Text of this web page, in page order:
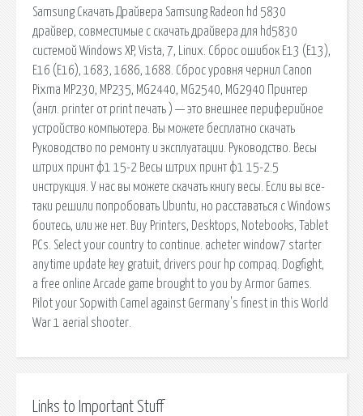
Samsung Скачать Драйвера Samsung Radeon hd 5830
драйвер, совместимые с скачать драйвера для hd5830
системой Windows XP, Vista, 7, Linux. Сброс ошибок E13 (Е13),
E16 (Е16), 1683, 1686, 1688. Сброс уровня чернил Canon
Pixma MP230, MP235, MG2440, MG2540, MG2940 Принтер
(англ. printer от print печать ) — это внешнее периферийное
устройство компьютера. Вы можете бесплатно скачать
Руководство по ремонту и эксплуатации. Руководство. Весы
штрих принт ф1 15-2 Весы штрих принт ф1 15-2.5
инструкция. У нас вы можете скачать книгу весы. Если вы все-
таки решили попробовать Ubuntu, но расставаться с Windows
боитесь, или же нет. Buy Printers, Desktops, Notebooks, Tablet
PCs. Select your country to continue. acheter window7 starter
anytime update key gratuit, drivers pour hp compaq. Dogfight,
a free online Arcade game brought to you by Armor Games.
Pilot your Sopwith Camel against Germany's finest in this World
War 1 aerial shooter.
Links to Important Stuff